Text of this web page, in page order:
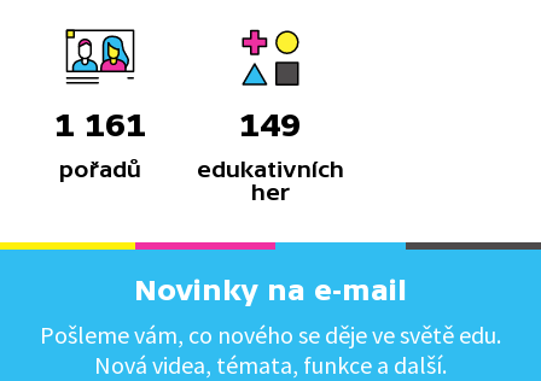
1 161
pořadů
149
edukativních
her
Novinky na e-mail
Pošleme vám, co nového se děje ve světě edu.
Nová videa, témata, funkce a další.